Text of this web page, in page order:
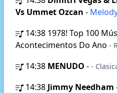
Vs Ummet Ozcan -
14:38 1978! Top 100
Acontecimentos Do Ano -
14:38 MENUDO - -
14:38 Jimmy Needham